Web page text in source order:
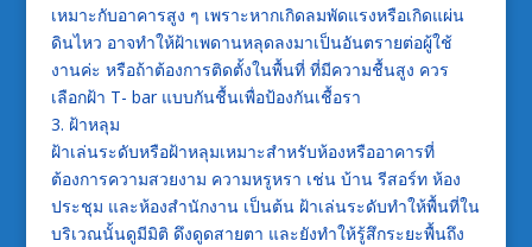
เหมาะกับอาคารสูง ๆ เพราะหากเกิดลมพัดแรงหรือเกิดแผ่น
ดินไหว อาจทำให้ฝ้าเพดานหลุดลงมาเป็นอันตรายต่อผู้ใช้
งานค่ะ หรือถ้าต้องการติดตั้งในพื้นที่ ที่มีความชื้นสูง ควร
เลือกฝ้า T- bar แบบกันชื้นเพื่อป้องกันเชื้อรา
3. ฝ้าหลุม
ฝ้าเล่นระดับหรือฝ้าหลุมเหมาะสำหรับห้องหรืออาคารที่
ต้องการความสวยงาม ความหรูหรา เช่น บ้าน รีสอร์ท ห้อง
ประชุม และห้องสำนักงาน เป็นต้น ฝ้าเล่นระดับทำให้พื้นที่ใน
บริเวณนั้นดูมีมิติ ดึงดูดสายตา และยังทำให้รู้สึกระยะพื้นถึง